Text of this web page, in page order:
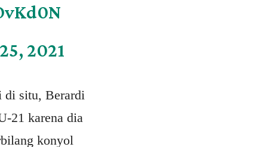
2021
di situ, Berardi
21 karena dia
konyol